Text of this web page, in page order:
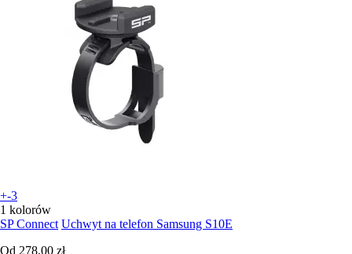
+-3
1 kolorów
SP Connect Uchwyt na telefon Samsung S10E
Od 278,00 zł